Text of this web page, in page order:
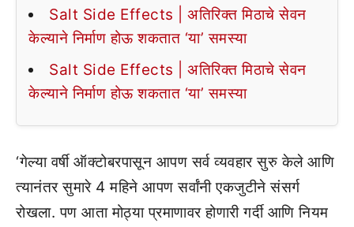
Salt Side Effects | अतिरिक्त मिठाचे सेवन
केल्याने निर्माण होऊ शकतात ‘या’ समस्या
Salt Side Effects | अतिरिक्त मिठाचे सेवन
केल्याने निर्माण होऊ शकतात ‘या’ समस्या
‘गेल्या वर्षी ऑक्टोबरपासून आपण सर्व व्यवहार सुरु केले आणि
त्यानंतर सुमारे 4 महिने आपण सर्वांनी एकजुटीने संसर्ग
रोखला. पण आता मोठ्या प्रमाणावर होणारी गर्दी आणि नियम